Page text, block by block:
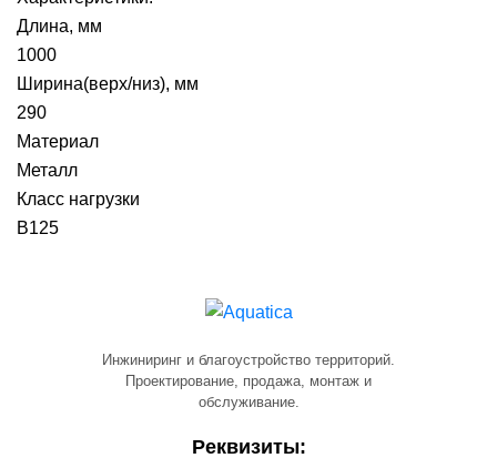
Длина, мм
1000
Ширина(верх/низ), мм
290
Материал
Металл
Класс нагрузки
B125
Инжиниринг и благоустройство территорий.
Проектирование, продажа, монтаж и
обслуживание.
Реквизиты: